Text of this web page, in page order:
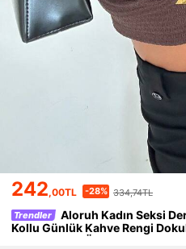
242,00TL -28% 334,74TL
Trendler
Aloruh Kadın Seksi
Kollu Günlük Kahve Rengi
Metal Detaylı Üst